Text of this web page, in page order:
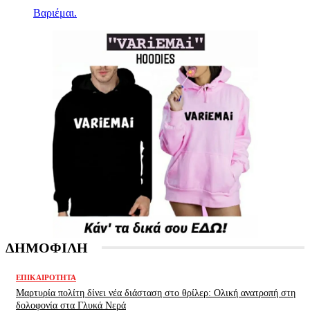
Βαριέμαι.
ΔΗΜΟΦΙΛΗ
ΕΠΙΚΑΙΡΌΤΗΤΑ
Μαρτυρία πολίτη δίνει νέα διάσταση στο θρίλερ: Ολική ανατροπή στη
δολοφονία στα Γλυκά Νερά